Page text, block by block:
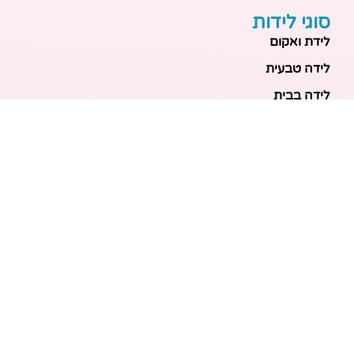
סוגי לידות
לידת ואקום
לידה טבעית
לידה בבית